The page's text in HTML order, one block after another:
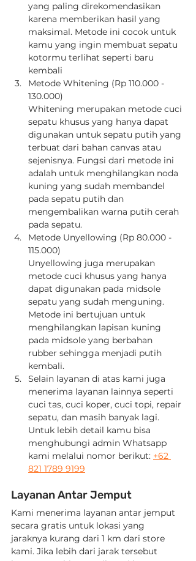
yang paling direkomendasikan
karena memberikan hasil yang
maksimal. Metode ini cocok untuk
kamu yang ingin membuat sepatu
kotormu terlihat seperti baru
kembali
Metode Whitening (Rp 110.000 -
130.000)
Whitening merupakan metode cuci
sepatu khusus yang hanya dapat
digunakan untuk sepatu putih yang
terbuat dari bahan canvas atau
sejenisnya. Fungsi dari metode ini
adalah untuk menghilangkan noda
kuning yang sudah membandel
pada sepatu putih dan
mengembalikan warna putih cerah
pada sepatu.
Metode Unyellowing (Rp 80.000 -
115.000)
Unyellowing juga merupakan
metode cuci khusus yang hanya
dapat digunakan pada midsole
sepatu yang sudah menguning.
Metode ini bertujuan untuk
menghilangkan lapisan kuning
pada midsole yang berbahan
rubber sehingga menjadi putih
kembali.
Selain layanan di atas kami juga
menerima layanan lainnya seperti
cuci tas, cuci koper, cuci topi, repair
sepatu, dan masih banyak lagi.
Untuk lebih detail kamu bisa
menghubungi admin Whatsapp
kami melalui nomor berikut: +62
821 1789 9199
Layanan Antar Jemput
Kami menerima layanan antar jemput
secara gratis untuk lokasi yang
jaraknya kurang dari 1 km dari store
kami. Jika lebih dari jarak tersebut